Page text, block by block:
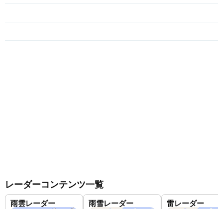
レーダーコンテンツ一覧
雨雲レーダー 雨雪レーダー 雷レーダー